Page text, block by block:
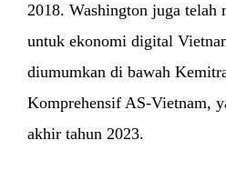
2018. Washington juga telah
untuk ekonomi digital
diumumkan di bawah
Komprehensif AS-Vietnam,
akhir tahun 2023.